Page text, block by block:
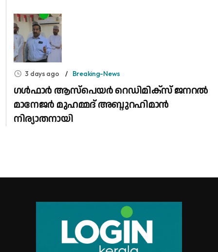
3 days ago Breaking-News
​ഗൾഫാർ ആസ്പെയർ റെഡിമിക്സ് ജനറൽ
മാനേജർ മുഹമ്മദ് അബ്ദുറഹിമാൻ
നിര്യാതനായി